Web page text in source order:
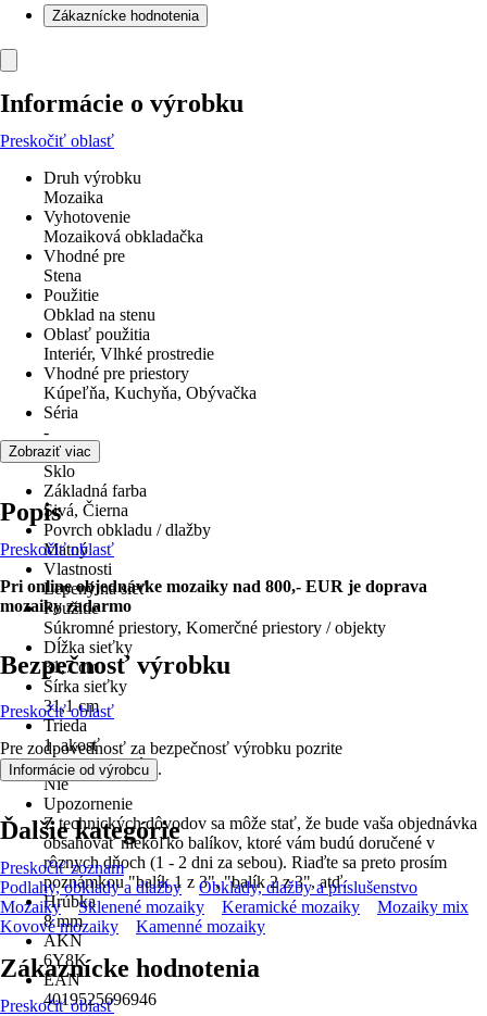
Zákaznícke hodnotenia
Informácie o výrobku
Preskočiť oblasť
Druh výrobku
Mozaika
Vyhotovenie
Mozaiková obkladačka
Vhodné pre
Stena
Použitie
Obklad na stenu
Oblasť použitia
Interiér, Vlhké prostredie
Vhodné pre priestory
Kúpeľňa, Kuchyňa, Obývačka
Séria
-
Materiál
Sklo
Základná farba
Sivá, Čierna
Povrch obkladu / dlažby
Matný
Vlastnosti
Lepený na sieť
Použitie
Súkromné priestory, Komerčné priestory / objekty
Dĺžka sieťky
31,7 cm
Šírka sieťky
31,1 cm
Trieda
1. akosť
Mrazuvzdorné
Nie
Upozornenie
Z technických dôvodov sa môže stať, že bude vaša objednávka
obsahovať niekoľko balíkov, ktoré vám budú doručené v
rôznych dňoch (1 - 2 dni za sebou). Riaďte sa preto prosím
poznámkou "balík 1 z 3", "balík 2 z 3", atď.
Hrúbka
8 mm
AKN
6Y8K
EAN
4019525696946
Zobraziť viac
Popis
Preskočiť oblasť
Pri online objednávke mozaiky nad 800,- EUR je doprava
mozaiky zadarmo
Bezpečnosť výrobku
Preskočiť oblasť
Pre zodpovednosť za bezpečnosť výrobku pozrite
Informácie od výrobcu .
Ďalšie kategórie
Preskočiť zoznam
Podlahy, obklady a dlažby
Obklady, dlažby a príslušenstvo
Mozaiky
Sklenené mozaiky Keramické mozaiky
Mozaiky mix
Kovové mozaiky
Kamenné mozaiky
Zákaznícke hodnotenia
Preskočiť oblasť